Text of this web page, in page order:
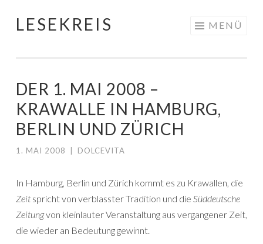
Springe
LESEKREIS MENÜ
DER 1. MAI 2008 –
KRAWALLE IN HAMBURG,
BERLIN UND ZÜRICH
1. MAI 2008 DOLCEVITA
In Hamburg, Berlin und Zürich kommt es zu Krawallen, die
Zeit spricht von verblasster Tradition und die Süddeutsche
Zeitungvon kleinlauter Veranstaltung aus vergangener Zeit,
die wieder an Bedeutung gewinnt.